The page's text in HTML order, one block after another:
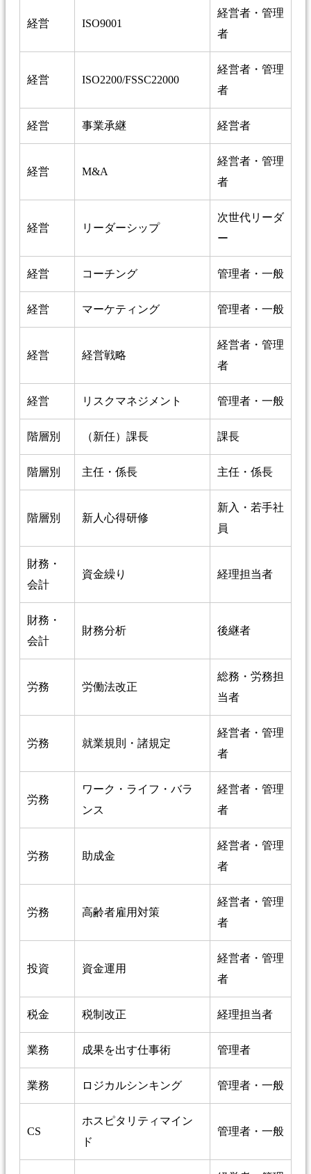
経営 ISO9001
経営者・管理
者
経営 ISO2200/FSSC22000
経営者・管理
者
経営 事業承継 経営者
経営 M&A
経営者・管理
者
経営 リーダーシップ
次世代リーダ
ー
経営 コーチング 管理者・一般
経営 マーケティング 管理者・一般
経営 経営戦略
経営者・管理
者
経営 リスクマネジメント 管理者・一般
階層別 （新任）課長 課長
階層別 主任・係長 主任・係長
階層別 新人心得研修
新入・若手社
員
財務・
会計
資金繰り 経理担当者
財務・
会計
財務分析 後継者
労務 労働法改正
総務・労務担
当者
労務 就業規則・諸規定
経営者・管理
者
労務
ワーク・ライフ・バラ
ンス
経営者・管理
者
労務 助成金
経営者・管理
者
労務 高齢者雇用対策
経営者・管理
者
投資 資金運用
経営者・管理
者
税金 税制改正 経理担当者
業務 成果を出す仕事術 管理者
業務 ロジカルシンキング 管理者・一般
CS
ホスピタリティマイン
ド
管理者・一般